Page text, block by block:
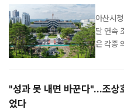
아산시청 전경 아산시 지역화
달 연속
은 각종
따르면
발행
다. 지류
"성과 못 내면 바꾼다"...조상
었다